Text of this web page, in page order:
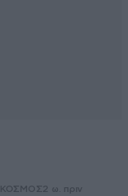
ΚΟΣΜΟΣ2 ω. πριν